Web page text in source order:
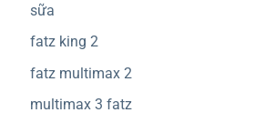
sữa
fatz king 2
fatz multimax 2
multimax 3 fatz